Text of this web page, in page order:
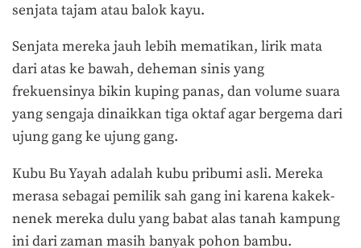
senjata tajam atau balok kayu.
Senjata mereka jauh lebih mematikan, lirik mata
dari atas ke bawah, deheman sinis yang
frekuensinya bikin kuping panas, dan volume suara
yang sengaja dinaikkan tiga oktaf agar bergema dari
ujung gang ke ujung gang.
Kubu Bu Yayah adalah kubu pribumi asli. Mereka
merasa sebagai pemilik sah gang ini karena kakek-
nenek mereka dulu yang babat alas tanah kampung
ini dari zaman masih banyak pohon bambu.